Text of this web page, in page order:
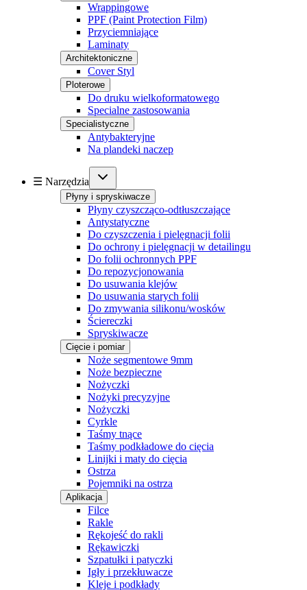
Wrappingowe
PPF (Paint Protection Film)
Przyciemniające
Laminaty
Architektoniczne
Cover Styl
Ploterowe
Do druku wielkoformatowego
Specialne zastosowania
Specialistyczne
Antybakteryjne
Na plandeki naczep
☰ Narzędzia
Płyny i spryskiwacze
Płyny czyszcząco-odtłuszczające
Antystatyczne
Do czyszczenia i pielęgnacji folii
Do ochrony i pielęgnacji w detailingu
Do folii ochronnych PPF
Do repozycjonowania
Do usuwania klejów
Do usuwania starych folii
Do zmywania silikonu/wosków
Ściereczki
Spryskiwacze
Cięcie i pomiar
Noże segmentowe 9mm
Noże bezpieczne
Nożyczki
Nożyki precyzyjne
Nożyczki
Cyrkle
Taśmy tnące
Taśmy podkładowe do cięcia
Linijki i maty do cięcia
Ostrza
Pojemniki na ostrza
Aplikacja
Filce
Rakle
Rękojeść do rakli
Rękawiczki
Szpatułki i patyczki
Igły i przekłuwacze
Kleje i podkłady